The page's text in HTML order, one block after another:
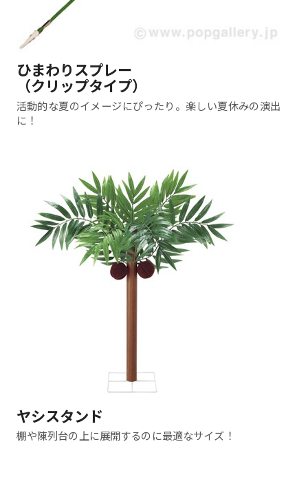
ひまわりスプレー
（クリップタイプ）
活動的な夏のイメージにぴったり。楽しい夏休みの演出
に！
ヤシスタンド
棚や陳列台の上に展開するのに最適なサイズ！